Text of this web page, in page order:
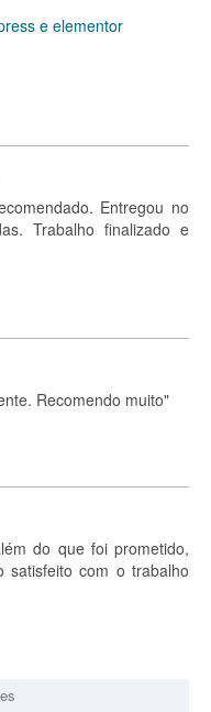
e elementor
Entregou no
Trabalho finalizado e
Recomendo muito"
do que foi prometido,
satisfeito com o trabalho